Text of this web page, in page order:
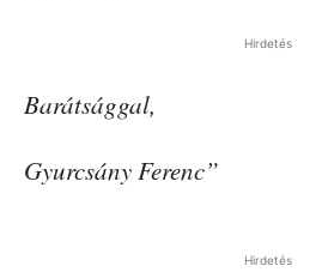
Hirdetés
Barátsággal,
Gyurcsány Ferenc”
Hirdetés